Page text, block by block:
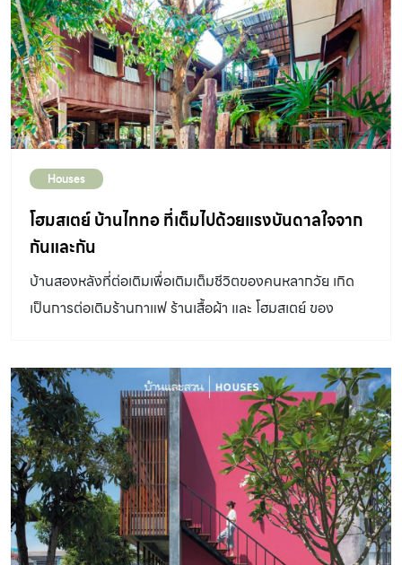
Houses
โฮมสเตย์ บ้านไททอ ที่เต็มไปด้วยแรงบันดาลใจจาก
กันและกัน
บ้านสองหลังที่ต่อเติมเพื่อเติมเต็มชีวิตของคนหลากวัย เกิด
เป็นการต่อเติมร้านกาแฟ ร้านเสื้อผ้า และ โฮมสเตย์ ของ